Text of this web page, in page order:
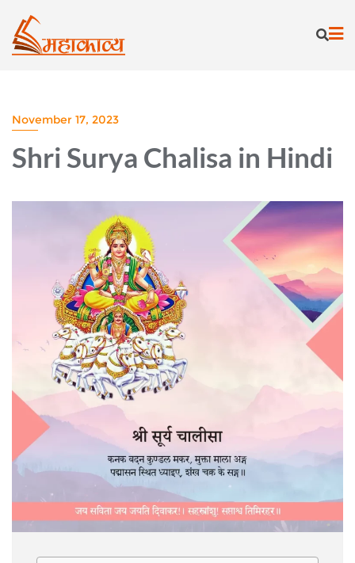
content
November 17, 2023
Shri Surya Chalisa in Hindi